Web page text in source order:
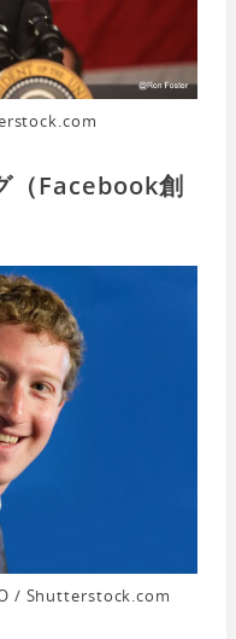
（Facebook創
/ Shutterstock.com